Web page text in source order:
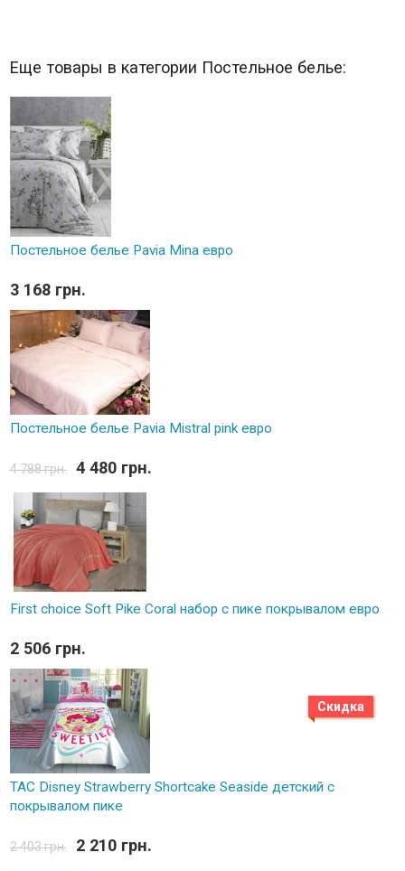
Еще товары в категории Постельное белье:
Постельное белье Pavia Mina евро
3 168 грн.
Постельное белье Pavia Mistral pink евро
4 788 грн. 4 480 грн.
First choice Soft Pike Coral набор с пике покрывалом евро
2 506 грн.
Скидка
TAC Disney Strawberry Shortcake Seaside детский с
покрывалом пике
2 403 грн. 2 210 грн.